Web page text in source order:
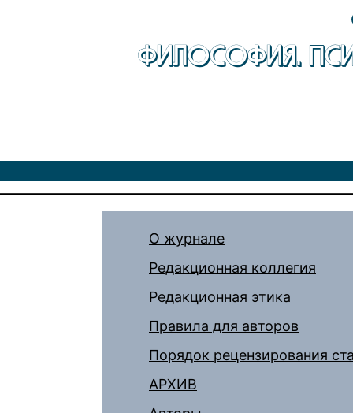
ФИЛОСОФИЯ.
О журнале
Редакционная коллегия
Редакционная этика
Правила для авторов
Порядок рецензирования
АРХИВ